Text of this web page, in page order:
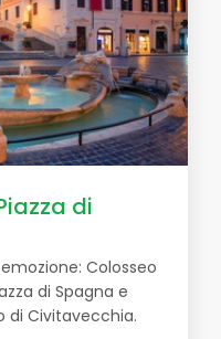
di
Colosseo
di Spagna e
di Civitavecchia.